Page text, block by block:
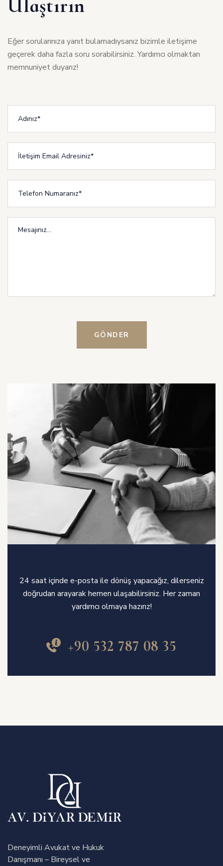
Ulaştırın
Eğer sorularınıza yanıt bulamadıysanız bizimle iletişime
geçerek daha fazla soru sorabilirsiniz. Yardımcı olmaktan
memnuniyet duyarız!
GÖNDER
24 saat içinde e-posta ile dönüş yapacağız, dilerseniz
doğrudan arayarak hemen ulaşabilirsiniz. Her zaman
yardımcı olmaya hazırız!
+90 532 787 08 35
Deneyimli Avukat ve Hukuk
Danışmanı – Bireysel ve